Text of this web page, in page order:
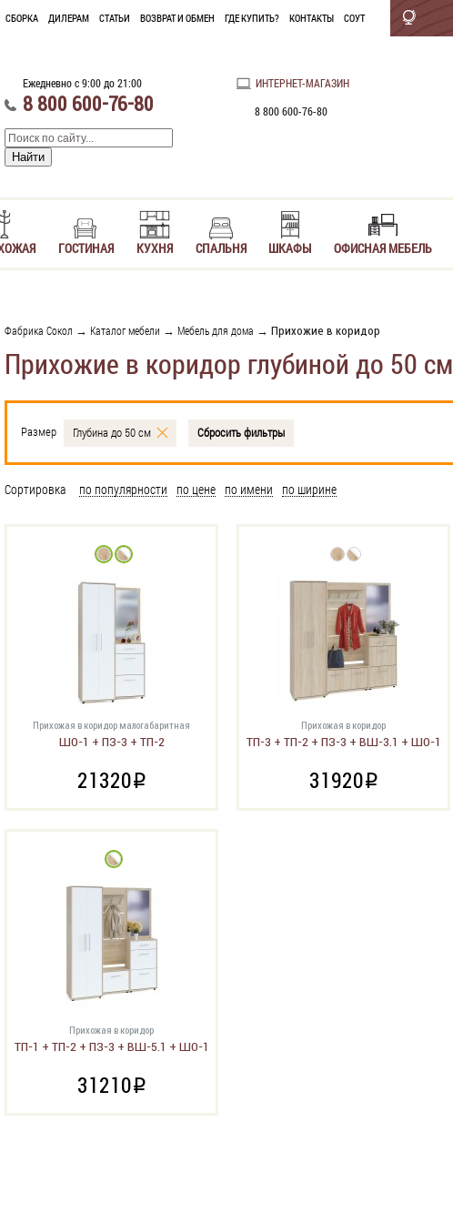
СБОРКА ДИЛЕРАМ СТАТЬИ ВОЗВРАТ И ОБМЕН ГДЕ КУПИТЬ? КОНТАКТЫ СОУТ
Ежедневно с 9:00 до 21:00
8 800 600-76-80
ИНТЕРНЕТ-МАГАЗИН
8 800 600-76-80
ГОСТИНАЯ КУХНЯ СПАЛЬНЯ ШКАФЫ ОФИСНАЯ МЕБЕЛЬ
Фабрика Сокол → Каталог мебели → Мебель для дома → Прихожие в коридор
Прихожие в коридор глубиной до 50 см
Размер Глубина до 50 см Сбросить фильтры
Сортировка по популярности по цене по имени по ширине
Прихожая в коридор малогабаритная
ШО-1 + ПЗ-3 + ТП-2
21320i
Прихожая в коридор
ТП-3 + ТП-2 + ПЗ-3 + ВШ-3.1 + ШО-1
31920i
Прихожая в коридор
ТП-1 + ТП-2 + ПЗ-3 + ВШ-5.1 + ШО-1
31210i